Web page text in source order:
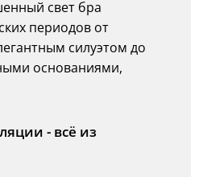
свет бра
периодов от
силуэтом до
основаниями,
- всё из